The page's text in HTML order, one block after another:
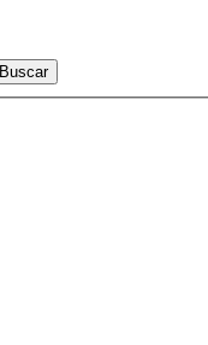
Buscar